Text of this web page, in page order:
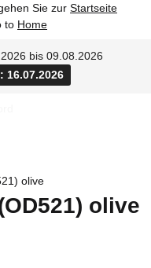
Sie zur Startseite
to Home
bis 09.08.2026
16.07.2026
olive